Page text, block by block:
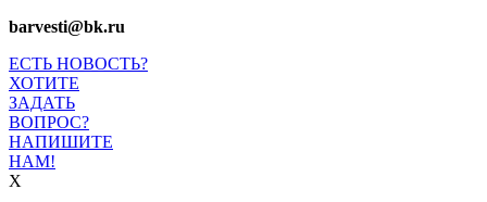
barvesti@bk.ru
ЕСТЬ НОВОСТЬ?
ХОТИТЕ
ЗАДАТЬ
ВОПРОС?
НАПИШИТЕ
НАМ!
X